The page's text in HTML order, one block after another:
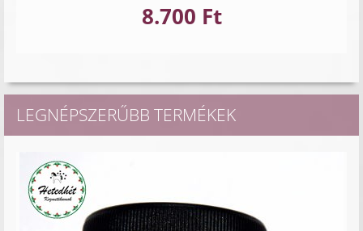
8.700 Ft
LEGNÉPSZERŰBB TERMÉKEK